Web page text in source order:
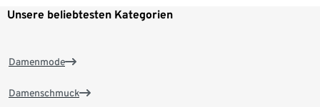
Unsere beliebtesten Kategorien
Damenmode
Damenschmuck